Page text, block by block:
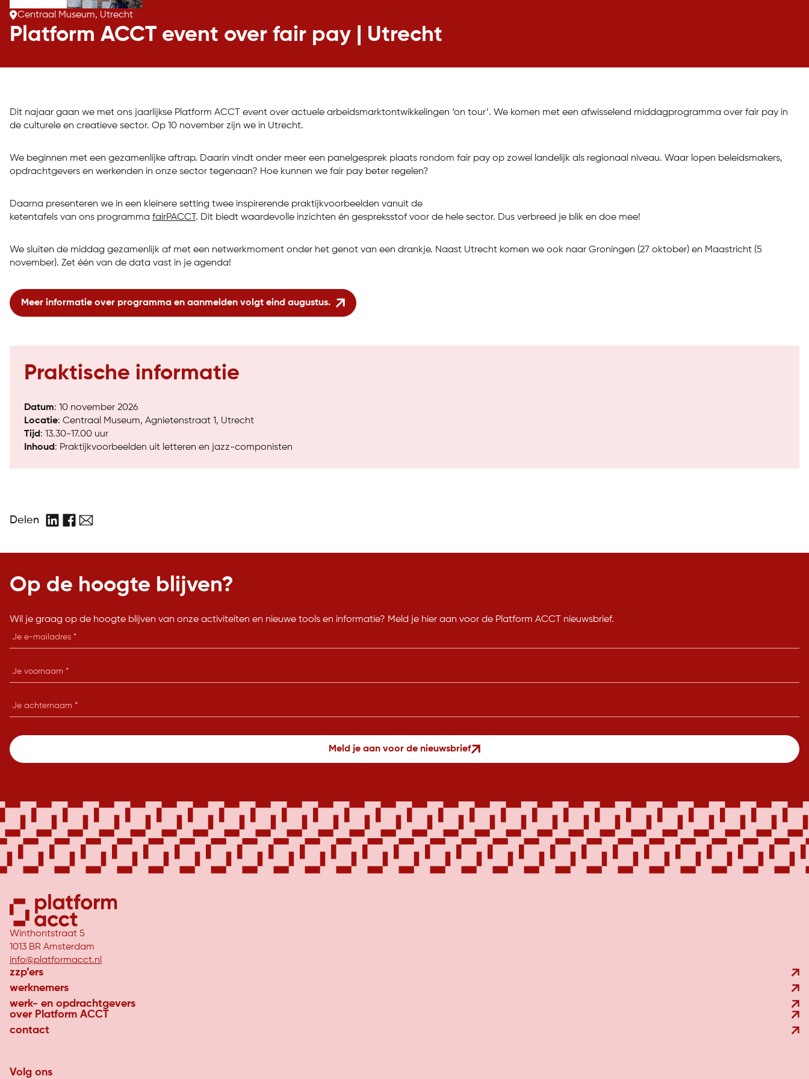
Centraal Museum, Utrecht
Platform ACCT event over fair pay | Utrecht
Dit najaar gaan we met ons jaarlijkse Platform ACCT event over actuele arbeidsmarktontwikkelingen ‘on tour’. We komen met een afwisselend middagprogramma over fair pay in
de culturele en creatieve sector. Op 10 november zijn we in Utrecht.
We beginnen met een gezamenlijke aftrap. Daarin vindt onder meer een panelgesprek plaats rondom fair pay op zowel landelijk als regionaal niveau. Waar lopen beleidsmakers,
opdrachtgevers en werkenden in onze sector tegenaan? Hoe kunnen we fair pay beter regelen?
Daarna presenteren we in een kleinere setting twee inspirerende praktijkvoorbeelden vanuit de
ketentafels van ons programma fairPACCT . Dit biedt waardevolle inzichten én gespreksstof voor de hele sector. Dus verbreed je blik en doe mee!
We sluiten de middag gezamenlijk af met een netwerkmoment onder het genot van een drankje. Naast Utrecht komen we ook naar Groningen (27 oktober) en Maastricht (5
november). Zet één van de data vast in je agenda!
Meer informatie over programma en aanmelden volgt eind augustus.
Praktische informatie
Datum: 10 november 2026
Locatie: Centraal Museum, Agnietenstraat 1, Utrecht
Tijd : 13.30-17.00 uur
Inhoud : Praktijkvoorbeelden uit etteren en jazz-componisten
Delen
LinkedInFacebook
E-
Op de hoogte blijven?
Wil je graag op de hoogte blijven van onze activiteiten en nieuwe tools en informatie? Meld je hier aan voor de Platform ACCT nieuwsbrief.
E-
Je
Je
Meld je aan voor de nieuwsbrief
Winthontstraat 5
1013 BR Amsterdam
info@platformacct.nl
zzp’ers
werknemers
werk- en opdrachtgevers
over Platform ACCT
contact
Volg ons